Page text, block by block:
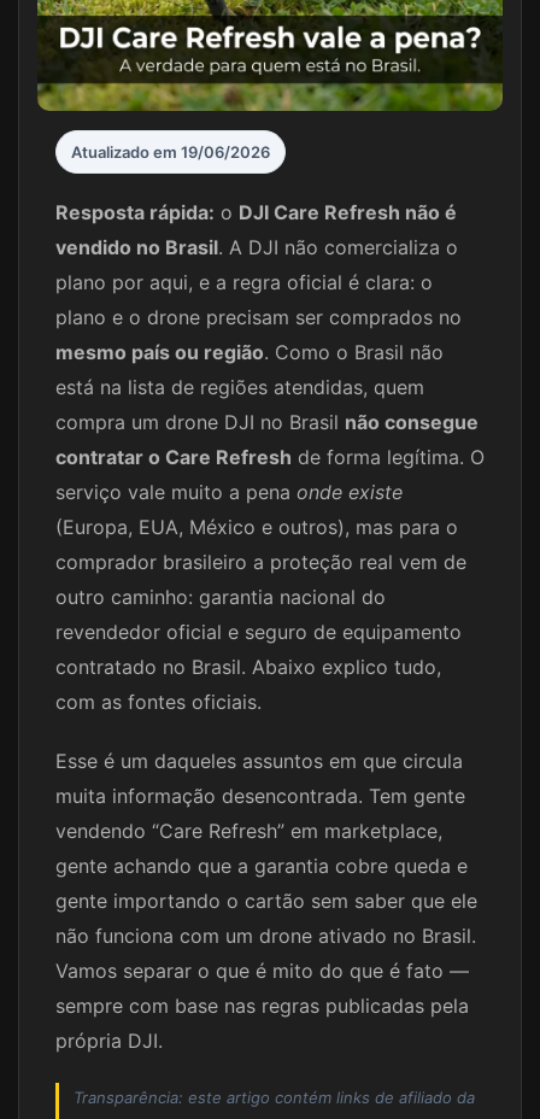
Atualizado em 19/06/2026
Resposta rápida: o DJI Care Refresh não é
vendido no Brasil. A DJI não comercializa o
plano por aqui, e a regra oficial é clara: o
plano e o drone precisam ser comprados no
mesmo país ou região. Como o Brasil não
está na lista de regiões atendidas, quem
compra um drone DJI no Brasil não consegue
contratar o Care Refresh de forma legítima. O
serviço vale muito a pena onde existe
(Europa, EUA, México e outros), mas para o
comprador brasileiro a proteção real vem de
outro caminho: garantia nacional do
revendedor oficial e seguro de equipamento
contratado no Brasil. Abaixo explico tudo,
com as fontes oficiais.
Esse é um daqueles assuntos em que circula
muita informação desencontrada. Tem gente
vendendo “Care Refresh” em marketplace,
gente achando que a garantia cobre queda e
gente importando o cartão sem saber que ele
não funciona com um drone ativado no Brasil.
Vamos separar o que é mito do que é fato —
sempre com base nas regras publicadas pela
própria DJI.
Transparência: este artigo contém links de afiliado da